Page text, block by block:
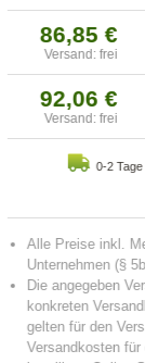
86,85 €
Versand: frei
92,06 €
Versand: frei
0-2 Tage